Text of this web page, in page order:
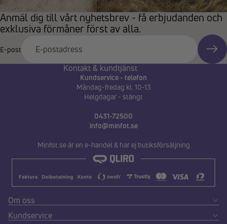
Anmäl dig till vårt nyhetsbrev - få erbjudanden och
exklusiva förmåner först av alla.
E-post
Kontakt & kundtjänst
Kundservice - telefon
Måndag-fredag kl. 10-13
Helgdagar - stängt
0431-72500
info@minfot.se
Minfot.se är en e-handel & har ej butiksförsäljning
Om oss
Kundservice